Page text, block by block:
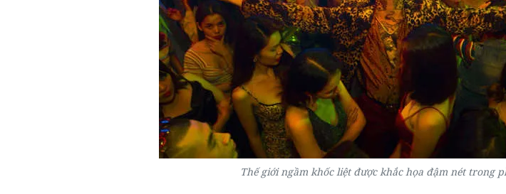
Thế giới ngầm khốc liệt được khắc họa đậm nét trong